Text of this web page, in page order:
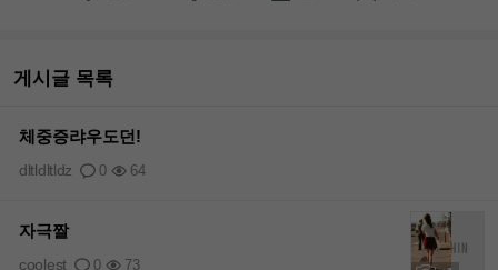
게시글 목록
체중증랴우도던!
0 64
dltldltldz
자극짤
0 73
coolest